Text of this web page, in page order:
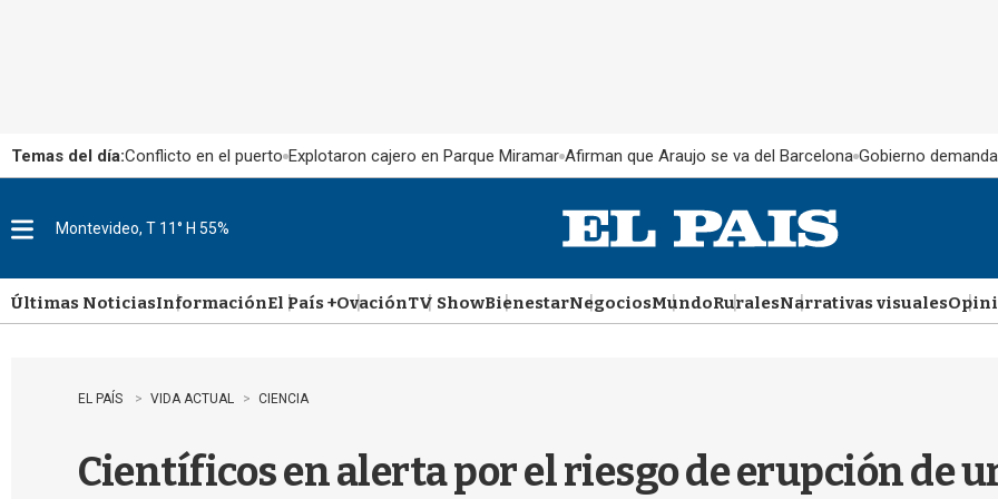
Temas del día:Conflicto en el puerto Explotaron cajero en Parque Miramar Afirman que Araujo se va del Barcelona Gobierno
u
Montevideo, T 11° H 55%
Últimas NoticiasInformaciónEl País +OvaciónTV ShowBienestarNegociosMundoRuralesNarrativas visuales
EL PAÍS VIDA ACTUAL CIENCIA
Científicos en alerta por el riesgo de erupción de